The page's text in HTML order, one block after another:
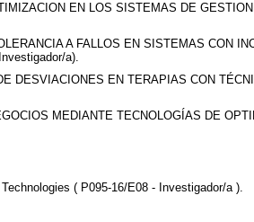
EN LOS SISTEMAS DE
A FALLOS EN SISTEMAS CON
a).
DESVIACIONES EN TERAPIAS CON
MEDIANTE TECNOLOGÍAS DE
( P095-16/E08 - Investigador/a ).